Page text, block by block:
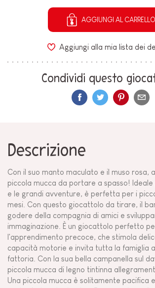
AGGIUNGI AL CARRELLO
Aggiungi alla mia lista dei
Condividi questo
Descrizione
Con il suo manto maculato e il muso rosa,
piccola mucca da portare a spasso! Ideale
e le grandi avventure, è perfetta per i
mesi. Con questo giocattolo da tirare, il
godere della compagnia di amici e
immaginazione. È un giocattolo perfetto
l'apprendimento precoce, che stimola
capacità motorie e invita tutta la famiglia
fattoria. Con la sua bella campanella sul
piccola mucca di legno tintinna
Una piccola mucca è solitamente pacifica